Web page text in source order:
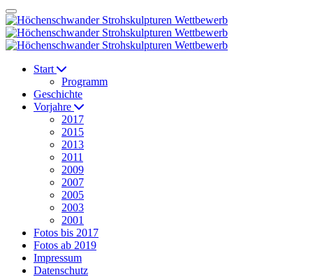
Start
Programm
Geschichte
Vorjahre
2017
2015
2013
2011
2009
2007
2005
2003
2001
Fotos bis 2017
Fotos ab 2019
Impressum
Datenschutz